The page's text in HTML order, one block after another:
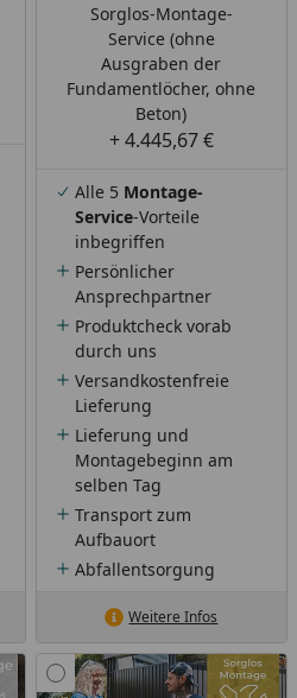
Sorglos-Montage-
Service (ohne
Ausgraben der
Fundamentlöcher, ohne
Beton)
+ 4.445,67 €
Alle 5 Montage-
Service-Vorteile
inbegriffen
Persönlicher
Ansprechpartner
Produktcheck vorab
durch uns
Versandkostenfreie
Lieferung
Lieferung und
Montagebeginn am
selben Tag
Transport zum
Aufbauort
Abfallentsorgung
Weitere Infos